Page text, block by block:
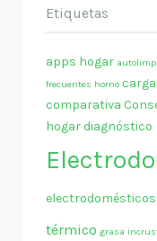
Etiquetas
apps hogar
frecuentes horno
comparativa
hogardiagnóstico
térmico grasa